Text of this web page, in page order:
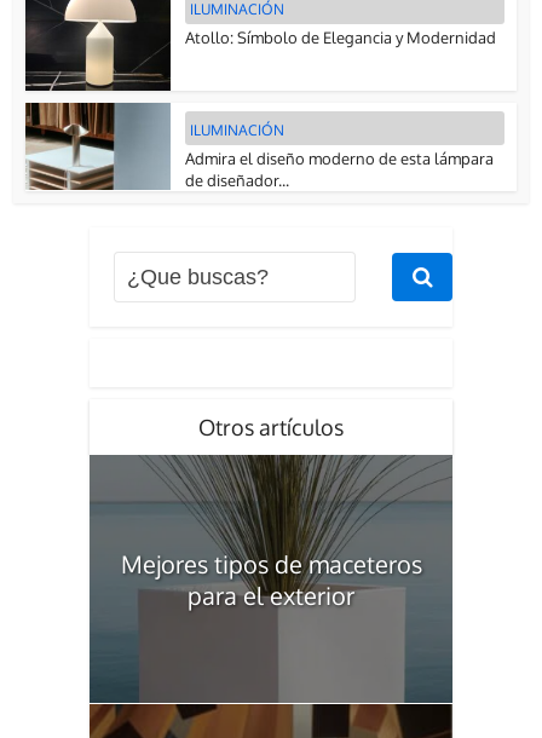
ILUMINACIÓN
Atollo: Símbolo de Elegancia y Modernidad
ILUMINACIÓN
Admira el diseño moderno de esta lámpara
de diseñador...
Otros artículos
Mejores tipos de maceteros
para el exterior